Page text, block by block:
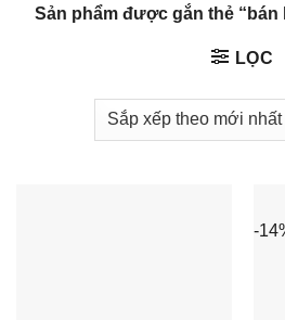
Sản phẩm được gắn thẻ “bán
LỌC
-